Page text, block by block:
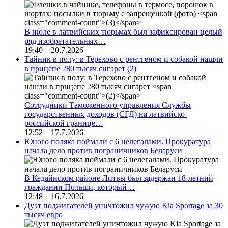
В июле в латвийских тюрьмах был зафиксирован целый
ряд изобретательных…
19:40 20.7.2026
Тайник в полу: в Терехово с рентгеном и собакой нашли
в прицепе 280 тысяч сигарет (2)
Сотрудники Таможенного управления Службы
государственных доходов (СГД) на латвийско-
российской границе…
12:52 17.7.2026
Юного поляка поймали с 6 нелегалами. Прокуратура
начала дело против пограничников Беларуси
В Кедайнском районе Литвы был задержан 18-летний
гражданин Польши, который…
12:48 16.7.2026
Дуэт поджигателей уничтожил чужую Kia Sportage за 30
тысяч евро